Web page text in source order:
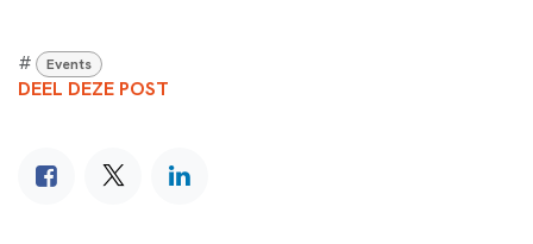
# Events
DEEL DEZE POST